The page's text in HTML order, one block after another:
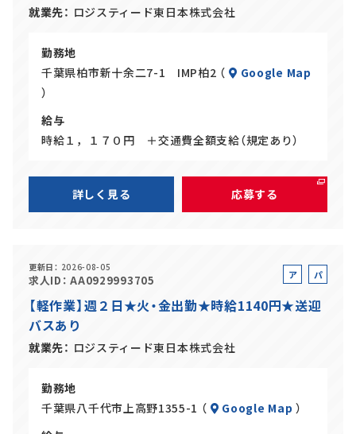
就業先 ロジスティード東日本株式会社
勤務地
千葉県柏市新十余二7-1 IMP柏2 （
Google Map
）
給与
時給１，１７０円 ＋交通費全額支給（規定あり）
詳しく見る 応募する
更新日 2026-08-05
求人ID AA0929993705
ア
バ
パ
ト
【軽作業】週２日★火・金出勤★時給1140円★送迎
バスあり
就業先 ロジスティード東日本株式会社
勤務地
千葉県八千代市上高野1355-1 （
Google Map ）